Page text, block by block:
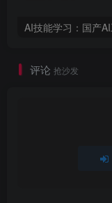
评论 抢沙发